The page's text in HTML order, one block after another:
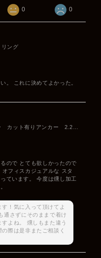
0 0
リング
。 これに決めてよかった。
ので とても欲しかったので
フィスカジュアルな スタ
ています。 今度は燻し加工
！気に入って頂けてよ
通さずにそのままで着け
よね。 燻しもまた違う
際は是非またご相談く